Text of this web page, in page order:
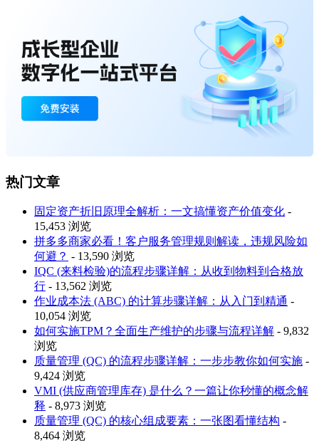
热门文章
固定资产折旧原理全解析：一文搞懂资产价值变化 -
15,453 浏览
拼多多商家必看！客户服务管理规则解读，违规风险如
何避？ - 13,590 浏览
IQC (来料检验)的流程步骤详解：从收到物料到合格放
行 - 13,562 浏览
作业成本法 (ABC) 的计算步骤详解：从入门到精通 -
10,054 浏览
如何实施TPM？全面生产维护的步骤与流程详解 - 9,832
浏览
质量管理 (QC) 的流程步骤详解：一步步教你如何实施 -
9,424 浏览
VMI (供应商管理库存) 是什么？一篇让你秒懂的概念解
释 - 8,973 浏览
质量管理 (QC) 的核心组成要素：一张图看懂结构 -
8,464 浏览